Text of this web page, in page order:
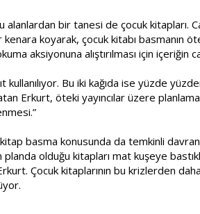
alanlardan bir tanesi de çocuk kitapları.
koyarak, çocuk kitabı basmanın
aksiyonuna alıştırılması için içeriğin
Bu iki kağıda ise yüzde
Erkurt, öteki yayıncılar üzere
basma konusunda da temkinli
olduğu kitapları mat kuşeye
Çocuk kitaplarının bu krizlerden daha